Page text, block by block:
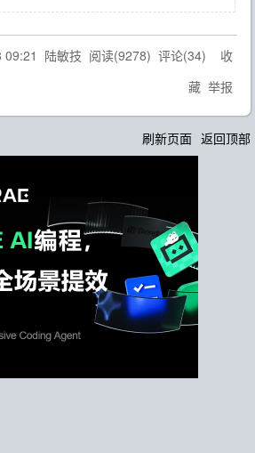
陆敏技 阅读(9278) 评论(34) 收
藏 举报
刷新页面 返回顶部